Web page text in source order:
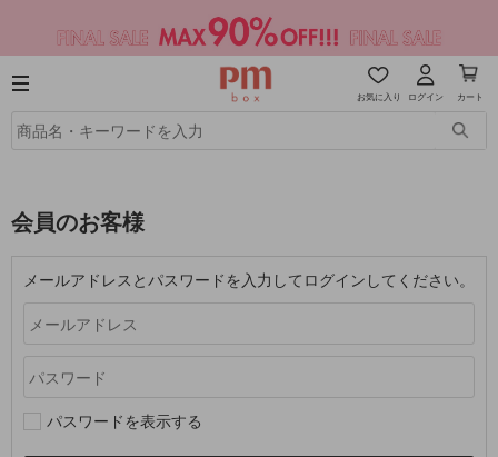
お気に入り ログイン カート
会員のお客様
メールアドレスとパスワードを入力してログインしてください。
パスワードを表示する